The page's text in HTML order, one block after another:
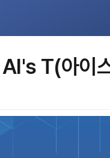
T(아이